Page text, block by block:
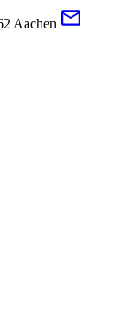
Aachen